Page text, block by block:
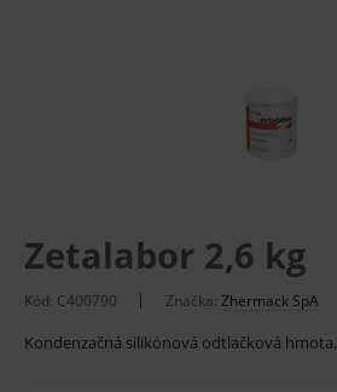
Zetalabor 2,6 kg
Kód: C400790 Značka: Zhermack SpA
Kondenzačná silikónová odtlačková hmota.